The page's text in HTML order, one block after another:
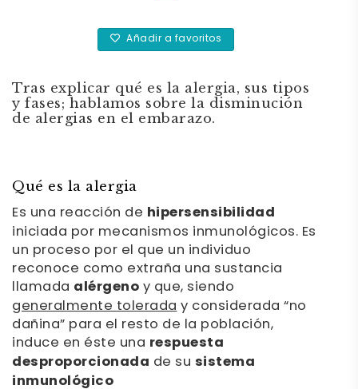
Añadir a favoritos
Tras explicar qué es la alergia, sus tipos
y fases; hablamos sobre la disminución
de alergias en el embarazo.
Qué es la alergia
Es una reacción de hipersensibilidad
iniciada por mecanismos inmunológicos. Es
un proceso por el que un individuo
reconoce como extraña una sustancia
llamada alérgenoy que, siendo
generalmente toleraday considerada “no
dañina” para el resto de la población,
induce en éste una respuesta
desproporcionada de su sistema
inmunológico